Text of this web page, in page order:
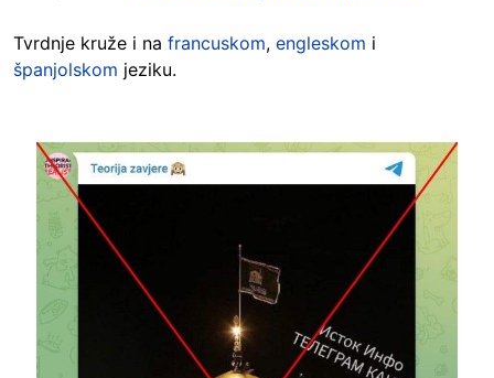
Tvrdnje kruže i na francuskom, engleskom i
španjolskom jeziku.
Image